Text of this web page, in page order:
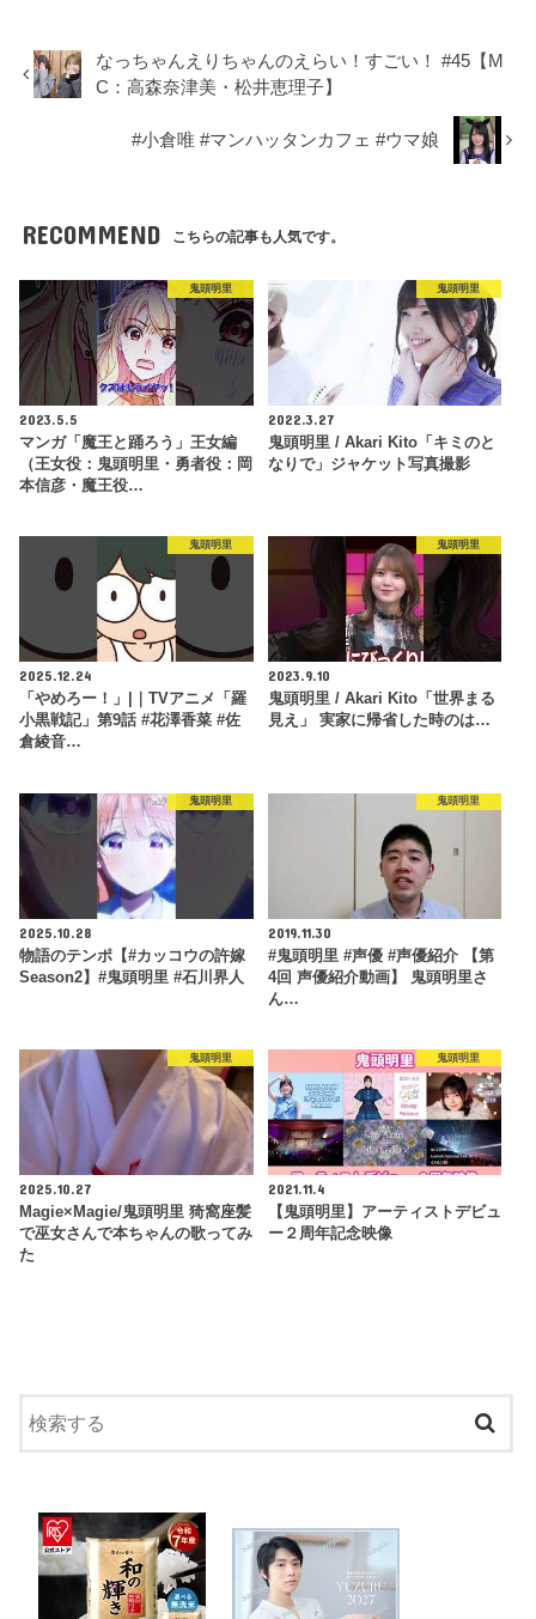
なっちゃんえりちゃんのえらい！すごい！ #45【M
C：高森奈津美・松井恵理子】
#小倉唯 #マンハッタンカフェ #ウマ娘
RECOMMEND こちらの記事も人気です。
鬼頭明里
2023.5.5
マンガ「魔王と踊ろう」王女編
（王女役：鬼頭明里・勇者役：岡
本信彦・魔王役…
鬼頭明里
2022.3.27
鬼頭明里 / Akari Kito「キミのと
なりで」ジャケット写真撮影
鬼頭明里
2025.12.24
「やめろー！」|｜TVアニメ「羅
小黒戦記」第9話 #花澤香菜 #佐
倉綾音…
鬼頭明里
2023.9.10
鬼頭明里 / Akari Kito「世界まる
見え」 実家に帰省した時のは…
鬼頭明里
2025.10.28
物語のテンポ【#カッコウの許嫁
Season2】#鬼頭明里 #石川界人
鬼頭明里
2019.11.30
#鬼頭明里 #声優 #声優紹介 【第
4回 声優紹介動画】 鬼頭明里さ
ん…
鬼頭明里
2025.10.27
Magie×Magie/鬼頭明里 猗窩座髪
で巫女さんで本ちゃんの歌ってみ
た
鬼頭明里
2021.11.4
【鬼頭明里】アーティストデビュ
ー２周年記念映像